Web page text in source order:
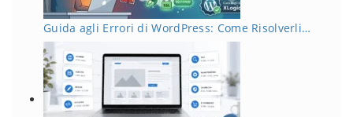
Guida agli Errori di WordPress: Come Risolverli…